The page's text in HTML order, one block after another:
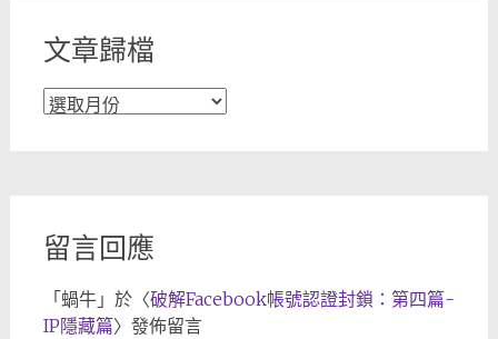
文章歸檔
文
留言回應
「 蝸牛」於〈破解Facebook帳號認證封鎖：第四篇-
IP隱藏篇〉發佈留言